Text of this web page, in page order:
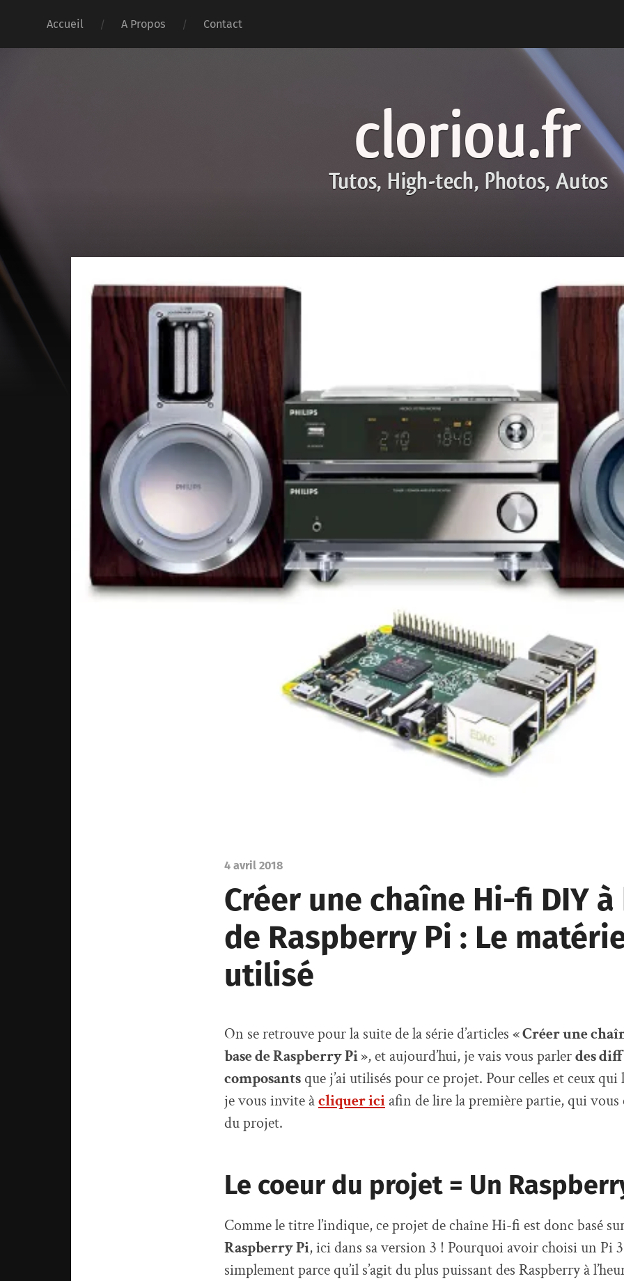
Accueil A Propos Contact
4 avril 2018
Créer une chaîne Hi-fi DIY à
de Raspberry Pi : Le
utilisé
On se retrouve pour la suite de la série d’articles « Créer une
base de Raspberry Pi », et aujourd’hui, je vais vous parlerdes
composantsque j’ai utilisés pour ce projet. Pour celles et ceux qui
je vous invite àcliquer ici afin de lire la première partie, qui vous
du projet.
Le coeur du projet = Un
Comme le titre l’indique, ce projet de chaîne Hi-fi est donc basé
Raspberry Pi, ici dans sa version 3 ! Pourquoi avoir choisi un Pi
simplement parce qu’il s’agit du plus puissant des Raspberry à